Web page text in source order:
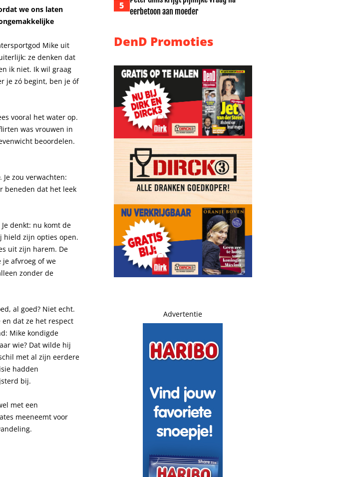
we ons laten
Mike uit
ze denken dat
ik niet. Ik wil graag
je zó begint, ben je óf
vooral het water op.
was vrouwen in
beoordelen.
. Je zou verwachten:
beneden dat het leek
denkt: nu komt de
hield zijn opties open.
uit zijn harem. De
afvroeg of we
zonder de
al goed? Niet echt.
dat ze het respect
Mike kondigde
wie? Dat wilde hij
met al zijn eerdere
hadden
bij.
met een
meeneemt voor
5
eerbetoon aan moeder
DenD Promoties
Advertentie